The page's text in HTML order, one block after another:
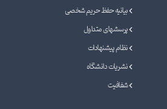
بیانیه حفظ حریم شخصی
پرسشهای متداول
نظام پیشنهادات
نشریات دانشگاه
شفافیت